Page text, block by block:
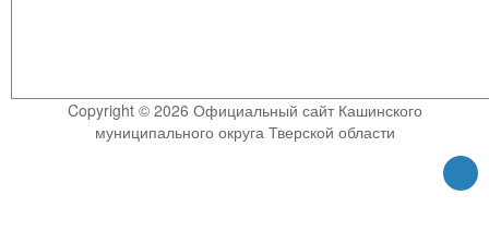
Copyright © 2026 Официальный сайт Кашинского
муниципального округа Тверской области